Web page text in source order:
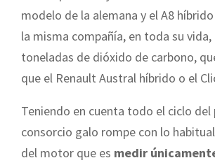
modelo de la alemana y el A8
la misma compañía, en toda su vida,
toneladas de dióxido de carbono,
que el Renault Austral híbrido o el
Teniendo en cuenta todo el ciclo
consorcio galo rompe con lo
del motor que es medir